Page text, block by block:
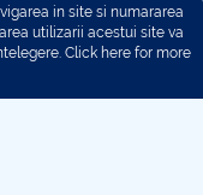
in site si numararea
utilizarii acestui site va
Click here for more